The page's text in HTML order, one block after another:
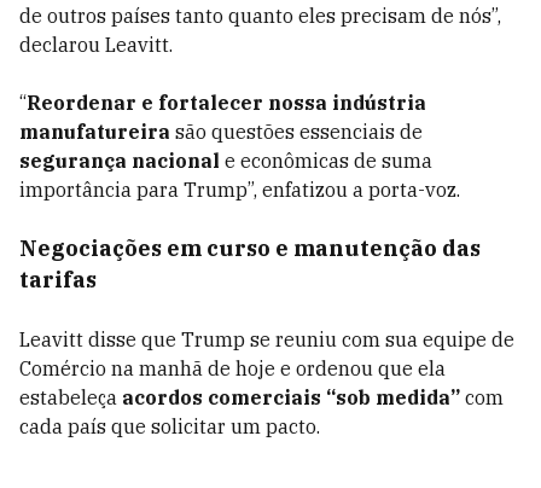
de outros países tanto quanto eles precisam de nós”,
declarou Leavitt.
“Reordenar e fortalecer nossa indústria
manufatureira são questões essenciais de
segurança nacional e econômicas de suma
importância para Trump”, enfatizou a porta-voz.
Negociações em curso e manutenção das
tarifas
Leavitt disse que Trump se reuniu com sua equipe de
Comércio na manhã de hoje e ordenou que ela
estabeleça acordos comerciais “sob medida” com
cada país que solicitar um pacto.